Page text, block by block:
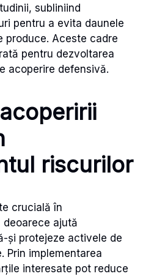
subliniind
pentru a evita daunele
produce. Aceste cadre
pentru dezvoltarea
acoperire defensivă.
riscurilor
crucială în
deoarece ajută
și protejeze activele de
Prin implementarea
interesate pot reduce